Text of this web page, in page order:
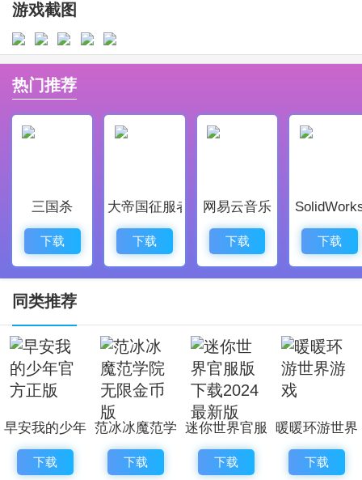
2、从零开始建设你的东土村，一砖一瓦积累村庄规模。
3、遇上各种脑洞大开的经营事件，体验当厂长的酸甜苦
辣。
4、虾鲲大赛正式加入竞技玩法，你有机会成为服务器中
的养殖大亨。
6、脑洞答题配合魔性音乐，任务内容轻松有趣，常常让
人捧腹。
7、上手难度低但收益可观，这里比拼的是策略与运气，
玩法丰富。
1、手绘风格带来独特视觉感受，剧情荒诞搞笑，任务设
计和玩法趣味十足。
2、神兽养成系统可以喂养各种传说级灵兽，积累财富后
走上巅峰。
3、操作流程简单有趣，不以战斗为主，专注于管理与成
游戏截图
热门推荐
三国杀
下载
大帝国征服者
下载
网易云音乐
下载 下载
同类推荐
早安我的少年
官方正版
下载
范冰冰魔范学
院无限金币版
下载
迷你世界官服
版下载2024
最新版
下载
暖暖环游世界
游戏
下载